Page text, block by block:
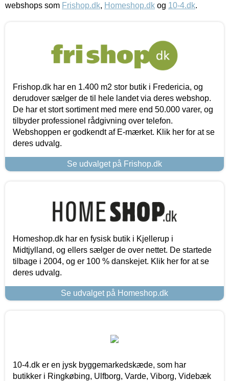
webshops som Frishop.dk, Homeshop.dk og 10-4.dk.
Frishop.dk har en 1.400 m2 stor butik i Fredericia, og
derudover sælger de til hele landet via deres webshop.
De har et stort sortiment med mere end 50.000 varer, og
tilbyder professionel rådgivning over telefon.
Webshoppen er godkendt af E-mærket. Klik her for at se
deres udvalg.
Se udvalget på Frishop.dk
Homeshop.dk har en fysisk butik i Kjellerup i
Midtjylland, og ellers sælger de over nettet. De startede
tilbage i 2004, og er 100 % danskejet. Klik her for at se
deres udvalg.
Se udvalget på Homeshop.dk
10-4.dk er en jysk byggemarkedskæde, som har
butikker i Ringkøbing, Ulfborg, Varde, Viborg, Videbæk